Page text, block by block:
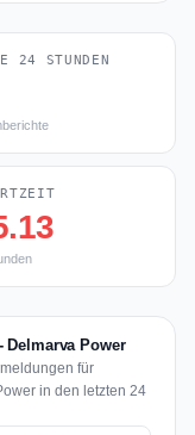
24 STUNDEN
Delmarva Power
für
in den letzten 24